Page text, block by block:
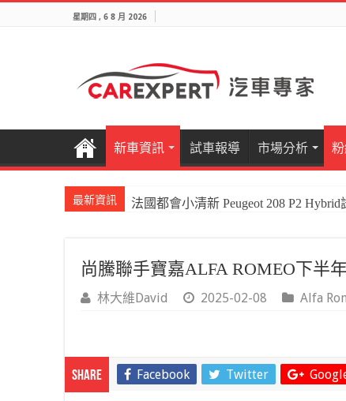
星期四 , 6 8 月 2026
新車資訊 試車報導 市場分析
最新資訊 法國都會小清新 Peugeot 208 P2 Hybrid
尚騰聯手寶嘉ALFA ROMEO下半
林大維David 2025-02-08 Alfa
Share Facebook Twitter